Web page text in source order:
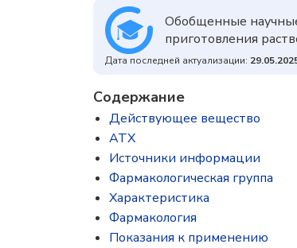
Обобщенные
приготовления
Дата последней актуализации:
Содержание
Действующее вещество
ATX
Источники информации
Фармакологическая группа
Характеристика
Фармакология
Показания к применению